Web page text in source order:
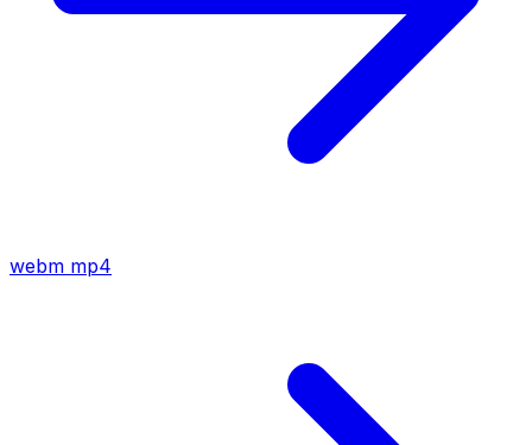
webm mp4